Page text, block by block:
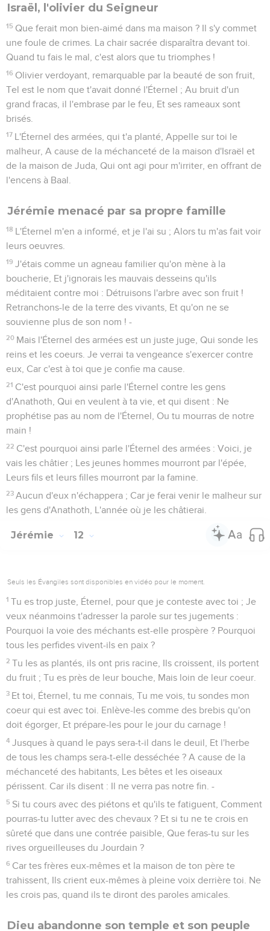
Israël, l'olivier du Seigneur
15 Que ferait mon bien-aimé dans ma maison ? Il s'y commet
une foule de crimes. La chair sacrée disparaîtra devant toi.
Quand tu fais le mal, c'est alors que tu triomphes !
16 Olivier verdoyant, remarquable par la beauté de son fruit,
Tel est le nom que t'avait donné l'Éternel ; Au bruit d'un
grand fracas, il l'embrase par le feu, Et ses rameaux sont
brisés.
17 L'Éternel des armées, qui t'a planté, Appelle sur toi le
malheur, A cause de la méchanceté de la maison d'Israël et
de la maison de Juda, Qui ont agi pour m'irriter, en offrant de
l'encens à Baal.
Jérémie menacé par sa propre famille
18 L'Éternel m'en a informé, et je l'ai su ; Alors tu m'as fait voir
leurs oeuvres.
19 J'étais comme un agneau familier qu'on mène à la
boucherie, Et j'ignorais les mauvais desseins qu'ils
méditaient contre moi : Détruisons l'arbre avec son fruit !
Retranchons-le de la terre des vivants, Et qu'on ne se
souvienne plus de son nom ! -
20 Mais l'Éternel des armées est un juste juge, Qui sonde les
reins et les coeurs. Je verrai ta vengeance s'exercer contre
eux, Car c'est à toi que je confie ma cause.
21 C'est pourquoi ainsi parle l'Éternel contre les gens
d'Anathoth, Qui en veulent à ta vie, et qui disent : Ne
prophétise pas au nom de l'Éternel, Ou tu mourras de notre
main !
22 C'est pourquoi ainsi parle l'Éternel des armées : Voici, je
vais les châtier ; Les jeunes hommes mourront par l'épée,
Leurs fils et leurs filles mourront par la famine.
23 Aucun d'eux n'échappera ; Car je ferai venir le malheur sur
les gens d'Anathoth, L'année où je les châtierai.
Jérémie 12
Seuls les Évangiles sont disponibles en vidéo pour le moment.
1 Tu es trop juste, Éternel, pour que je conteste avec toi ; Je
veux néanmoins t'adresser la parole sur tes jugements :
Pourquoi la voie des méchants est-elle prospère ? Pourquoi
tous les perfides vivent-ils en paix ?
2 Tu les as plantés, ils ont pris racine, Ils croissent, ils portent
du fruit ; Tu es près de leur bouche, Mais loin de leur coeur.
3 Et toi, Éternel, tu me connais, Tu me vois, tu sondes mon
coeur qui est avec toi. Enlève-les comme des brebis qu'on
doit égorger, Et prépare-les pour le jour du carnage !
4 Jusques à quand le pays sera-t-il dans le deuil, Et l'herbe
de tous les champs sera-t-elle desséchée ? A cause de la
méchanceté des habitants, Les bêtes et les oiseaux
périssent. Car ils disent : Il ne verra pas notre fin. -
5 Si tu cours avec des piétons et qu'ils te fatiguent, Comment
pourras-tu lutter avec des chevaux ? Et si tu ne te crois en
sûreté que dans une contrée paisible, Que feras-tu sur les
rives orgueilleuses du Jourdain ?
6 Car tes frères eux-mêmes et la maison de ton père te
trahissent, Ils crient eux-mêmes à pleine voix derrière toi. Ne
les crois pas, quand ils te diront des paroles amicales.
Dieu abandonne son temple et son peuple